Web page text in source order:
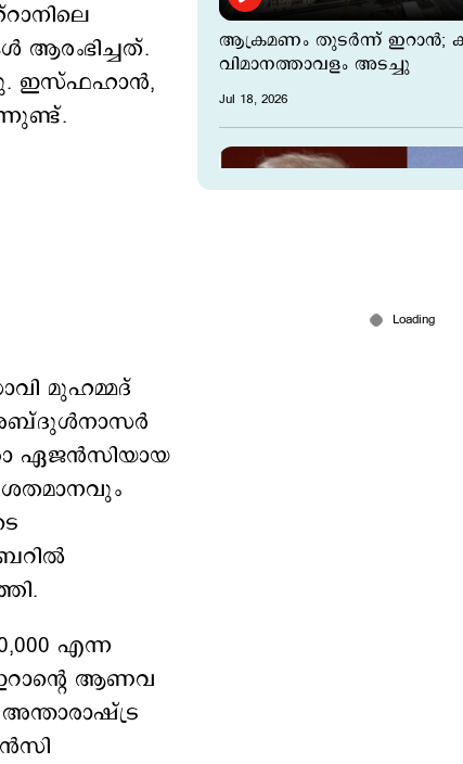
ആരംഭിച്ചത്.
ഇസ്ഫഹാൻ,
മുഹമ്മദ്
അബ്ദുൾനാസർ
ഏജൻസിയായ
ശതമാനവും
എന്ന
ആണവ
ആക്രമണം തുടര്‍ന്ന്
വിമാനത്താവളം അടച്ചു
Jul 18, 2026